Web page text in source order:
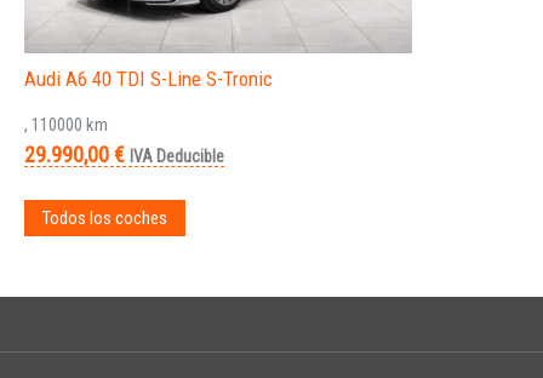
Audi A6 40 TDI S-Line S-Tronic
, 110000 km
29.990,00 € IVA Deducible
Todos los coches